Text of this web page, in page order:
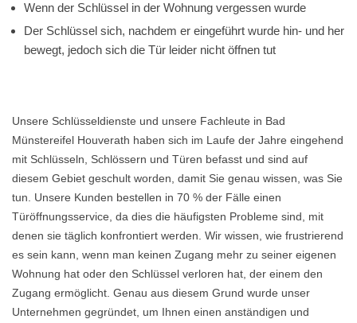
Wenn der Schlüssel in der Wohnung vergessen wurde
Der Schlüssel sich, nachdem er eingeführt wurde hin- und her
bewegt, jedoch sich die Tür leider nicht öffnen tut
Unsere Schlüsseldienste und unsere Fachleute in Bad
Münstereifel Houverath haben sich im Laufe der Jahre eingehend
mit Schlüsseln, Schlössern und Türen befasst und sind auf
diesem Gebiet geschult worden, damit Sie genau wissen, was Sie
tun. Unsere Kunden bestellen in 70 % der Fälle einen
Türöffnungsservice, da dies die häufigsten Probleme sind, mit
denen sie täglich konfrontiert werden. Wir wissen, wie frustrierend
es sein kann, wenn man keinen Zugang mehr zu seiner eigenen
Wohnung hat oder den Schlüssel verloren hat, der einem den
Zugang ermöglicht. Genau aus diesem Grund wurde unser
Unternehmen gegründet, um Ihnen einen anständigen und